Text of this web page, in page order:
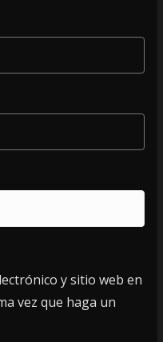
y sitio web en
vez que haga un